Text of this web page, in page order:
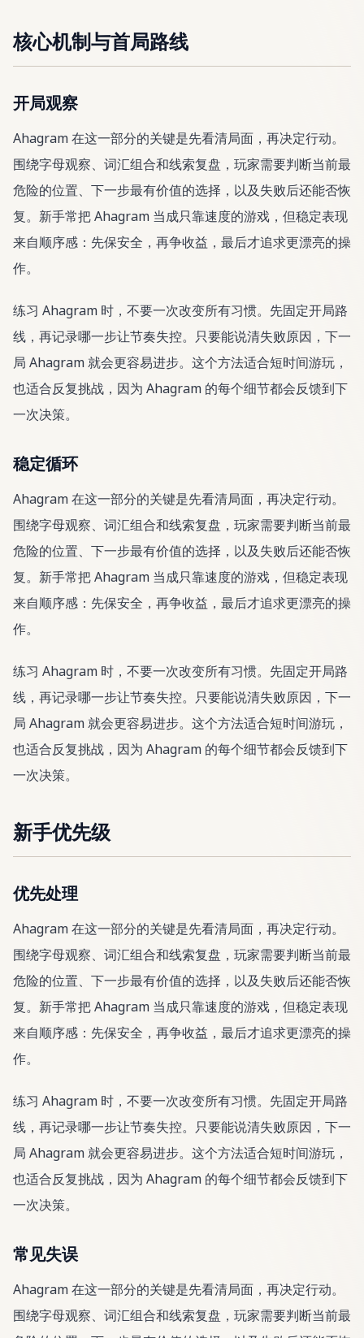
核心机制与首局路线
开局观察
Ahagram 在这一部分的关键是先看清局面，再决定行动。
围绕字母观察、词汇组合和线索复盘，玩家需要判断当前最
危险的位置、下一步最有价值的选择，以及失败后还能否恢
复。新手常把 Ahagram 当成只靠速度的游戏，但稳定表现
来自顺序感：先保安全，再争收益，最后才追求更漂亮的操
作。
练习 Ahagram 时，不要一次改变所有习惯。先固定开局路
线，再记录哪一步让节奏失控。只要能说清失败原因，下一
局 Ahagram 就会更容易进步。这个方法适合短时间游玩，
也适合反复挑战，因为 Ahagram 的每个细节都会反馈到下
一次决策。
稳定循环
Ahagram 在这一部分的关键是先看清局面，再决定行动。
围绕字母观察、词汇组合和线索复盘，玩家需要判断当前最
危险的位置、下一步最有价值的选择，以及失败后还能否恢
复。新手常把 Ahagram 当成只靠速度的游戏，但稳定表现
来自顺序感：先保安全，再争收益，最后才追求更漂亮的操
作。
练习 Ahagram 时，不要一次改变所有习惯。先固定开局路
线，再记录哪一步让节奏失控。只要能说清失败原因，下一
局 Ahagram 就会更容易进步。这个方法适合短时间游玩，
也适合反复挑战，因为 Ahagram 的每个细节都会反馈到下
一次决策。
新手优先级
优先处理
Ahagram 在这一部分的关键是先看清局面，再决定行动。
围绕字母观察、词汇组合和线索复盘，玩家需要判断当前最
危险的位置、下一步最有价值的选择，以及失败后还能否恢
复。新手常把 Ahagram 当成只靠速度的游戏，但稳定表现
来自顺序感：先保安全，再争收益，最后才追求更漂亮的操
作。
练习 Ahagram 时，不要一次改变所有习惯。先固定开局路
线，再记录哪一步让节奏失控。只要能说清失败原因，下一
局 Ahagram 就会更容易进步。这个方法适合短时间游玩，
也适合反复挑战，因为 Ahagram 的每个细节都会反馈到下
一次决策。
常见失误
Ahagram 在这一部分的关键是先看清局面，再决定行动。
围绕字母观察、词汇组合和线索复盘，玩家需要判断当前最